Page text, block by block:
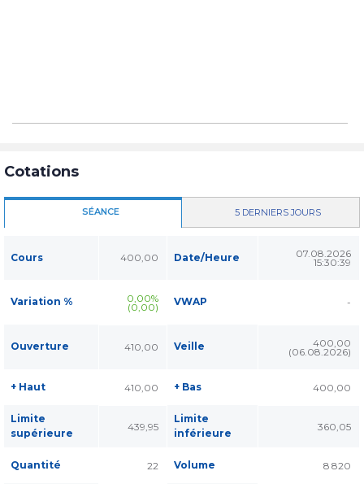
Cotations
SÉANCE 5 DERNIERS JOURS
Cours 400,00 Date/Heure 07.08.2026
15:30:39
Variation % 0,00%
(0,00) VWAP -
Ouverture 410,00 Veille 400,00
(06.08.2026)
+ Haut 410,00 + Bas 400,00
Limite
supérieure
439,95
Limite
inférieure
360,05
Quantité 22 Volume 8 820